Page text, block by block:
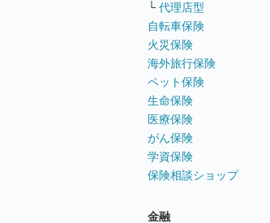
└ 代理店型
自転車保険
火災保険
海外旅行保険
ペット保険
生命保険
医療保険
がん保険
学資保険
保険相談ショップ
金融